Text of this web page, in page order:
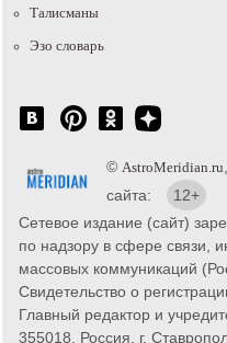
Талисманы
Эзо словарь
© AstroMeridian.ru
сайта:
12+
Сетевое издание (сайт)
по надзору в сфере связи,
массовых коммуникаций
Свидетельство о
Главный редактор и
355018, Россия, г.